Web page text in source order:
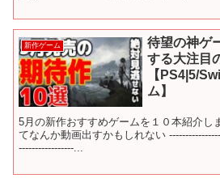
新作ゲーム
待望の神ゲ
する大注目
【PS4|5/
ム】
5月の新作おすすめゲームを１０本紹介し
てなんか動画出すかもしれない
-----------------...